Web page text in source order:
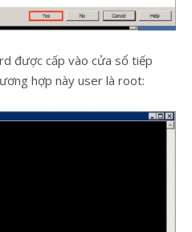
được cấp vào cửa sổ tiếp
hợp này user là root: